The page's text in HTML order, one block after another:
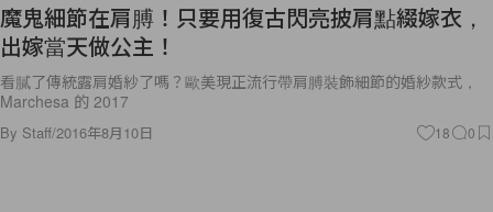
魔鬼細節在肩膊！只要用復古閃亮披肩點綴嫁衣，
出嫁當天做公主！
看膩了傳統露肩婚紗了嗎？歐美現正流行帶肩膊裝飾細節的婚紗款式，
Marchesa 的 2017
By Staff/2016年8月10日 18 0